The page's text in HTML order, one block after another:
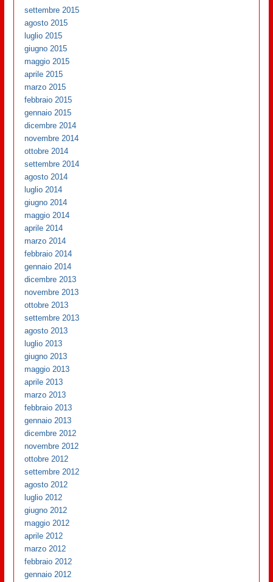
settembre 2015
agosto 2015
luglio 2015
giugno 2015
maggio 2015
aprile 2015
marzo 2015
febbraio 2015
gennaio 2015
dicembre 2014
novembre 2014
ottobre 2014
settembre 2014
agosto 2014
luglio 2014
giugno 2014
maggio 2014
aprile 2014
marzo 2014
febbraio 2014
gennaio 2014
dicembre 2013
novembre 2013
ottobre 2013
settembre 2013
agosto 2013
luglio 2013
giugno 2013
maggio 2013
aprile 2013
marzo 2013
febbraio 2013
gennaio 2013
dicembre 2012
novembre 2012
ottobre 2012
settembre 2012
agosto 2012
luglio 2012
giugno 2012
maggio 2012
aprile 2012
marzo 2012
febbraio 2012
gennaio 2012